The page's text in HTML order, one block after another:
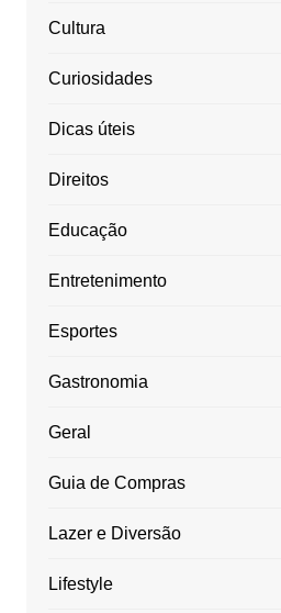
Cultura
Curiosidades
Dicas úteis
Direitos
Educação
Entretenimento
Esportes
Gastronomia
Geral
Guia de Compras
Lazer e Diversão
Lifestyle